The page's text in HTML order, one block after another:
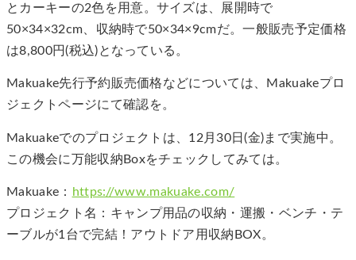
とカーキーの2色を用意。サイズは、展開時で
50×34×32cm、収納時で50×34×9cmだ。一般販売予定価格
は8,800円(税込)となっている。
Makuake先行予約販売価格などについては、Makuakeプロ
ジェクトページにて確認を。
Makuakeでのプロジェクトは、12月30日(金)まで実施中。
この機会に万能収納Boxをチェックしてみては。
Makuake：
https://www.makuake.com/
プロジェクト名：キャンプ用品の収納・運搬・ベンチ・テ
ーブルが1台で完結！アウトドア用収納BOX。